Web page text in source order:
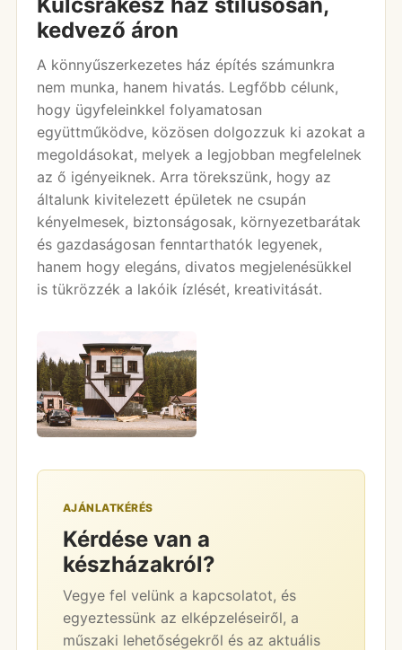
kedvező áron
A könnyűszerkezetes ház építés számunkra
nem munka, hanem hivatás. Legfőbb célunk,
hogy ügyfeleinkkel folyamatosan
együttműködve, közösen dolgozzuk ki azokat a
megoldásokat, melyek a legjobban megfelelnek
az ő igényeiknek. Arra törekszünk, hogy az
általunk kivitelezett épületek ne csupán
kényelmesek, biztonságosak, környezetbarátak
és gazdaságosan fenntarthatók legyenek,
hanem hogy elegáns, divatos megjelenésükkel
is tükrözzék a lakóik ízlését, kreativitását.
AJÁNLATKÉRÉS
Kérdése van a
készházakról?
Vegye fel velünk a kapcsolatot, és
egyeztessünk az elképzeléseiről, a
műszaki lehetőségekről és az aktuális